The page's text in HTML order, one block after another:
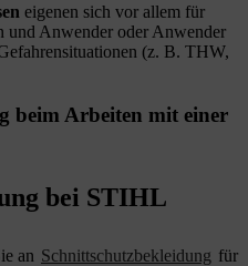
eigenen sich vor allem für
und Anwender oder Anwender
(z. B. THW,
beim Arbeiten mit einer
bei STIHL
an Schnittschutzbekleidung für